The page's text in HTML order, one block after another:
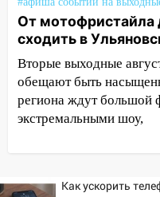
13:17 Непогода в
закончится
сохранятся 9
13:15 Трижды
житель
знакомого 191
От мотофристайла
сходить в
Вторые выходные
обещают быть
региона ждут большой
экстремальными шоу,
Как ускорить